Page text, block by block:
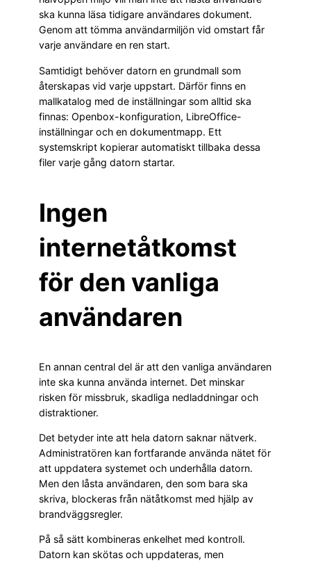
ska kunna läsa tidigare användares dokument.
Genom att tömma användarmiljön vid omstart får
varje användare en ren start.
Samtidigt behöver datorn en grundmall som
återskapas vid varje uppstart. Därför finns en
mallkatalog med de inställningar som alltid ska
finnas: Openbox-konfiguration, LibreOffice-
inställningar och en dokumentmapp. Ett
systemskript kopierar automatiskt tillbaka dessa
filer varje gång datorn startar.
Ingen
internetåtkomst
för den vanliga
användaren
En annan central del är att den vanliga användaren
inte ska kunna använda internet. Det minskar
risken för missbruk, skadliga nedladdningar och
distraktioner.
Det betyder inte att hela datorn saknar nätverk.
Administratören kan fortfarande använda nätet för
att uppdatera systemet och underhålla datorn.
Men den låsta användaren, den som bara ska
skriva, blockeras från nätåtkomst med hjälp av
brandväggsregler.
På så sätt kombineras enkelhet med kontroll.
Datorn kan skötas och uppdateras, men